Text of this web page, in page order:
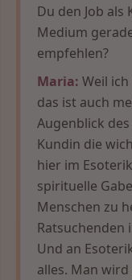
Du den Job
Medium
empfehlen?
Maria: Weil
das ist auch
Augenblick
Kundin die
hier im
spirituelle
Menschen zu
Ratsuchenden
Und an
alles. Man